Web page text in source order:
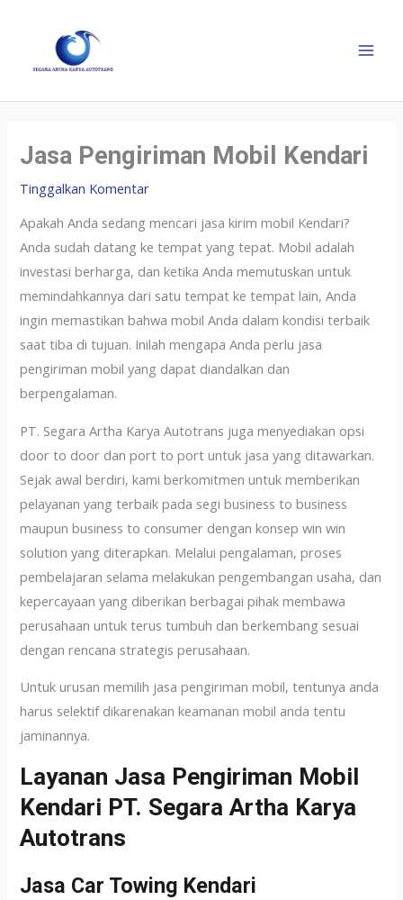
Jasa Pengiriman Mobil Kendari
Tinggalkan Komentar
Apakah Anda sedang mencari jasa kirim mobil Kendari?
Anda sudah datang ke tempat yang tepat. Mobil adalah
investasi berharga, dan ketika Anda memutuskan untuk
memindahkannya dari satu tempat ke tempat lain, Anda
ingin memastikan bahwa mobil Anda dalam kondisi terbaik
saat tiba di tujuan. Inilah mengapa Anda perlu jasa
pengiriman mobil yang dapat diandalkan dan
berpengalaman.
PT. Segara Artha Karya Autotrans juga menyediakan opsi
door to door dan port to port untuk jasa yang ditawarkan.
Sejak awal berdiri, kami berkomitmen untuk memberikan
pelayanan yang terbaik pada segi business to business
maupun business to consumer dengan konsep win win
solution yang diterapkan. Melalui pengalaman, proses
pembelajaran selama melakukan pengembangan usaha, dan
kepercayaan yang diberikan berbagai pihak membawa
perusahaan untuk terus tumbuh dan berkembang sesuai
dengan rencana strategis perusahaan.
Untuk urusan memilih jasa pengiriman mobil, tentunya anda
harus selektif dikarenakan keamanan mobil anda tentu
jaminannya.
Layanan Jasa Pengiriman Mobil
Kendari PT. Segara Artha Karya
Autotrans
Jasa Car Towing Kendari